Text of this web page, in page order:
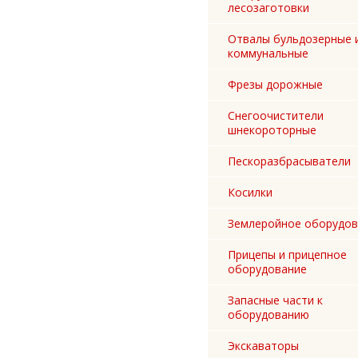
лесозаготовки
Отвалы бульдозерные
коммунальные
Фрезы дорожные
Снегоочистители
шнекороторные
Пескоразбрасыватели
Косилки
Землеройное
Прицепы и прицепное
оборудование
Запасные части к
оборудованию
Экскаваторы